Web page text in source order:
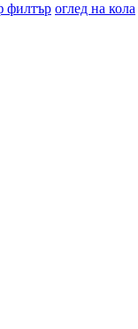
филтър оглед на кола